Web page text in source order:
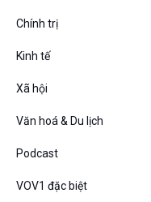
Chính trị
Kinh tế
Xã hội
Văn hoá & Du lịch
Podcast
VOV1 đặc biệt